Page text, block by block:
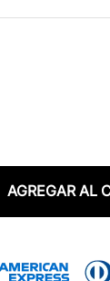
AGREGAR AL